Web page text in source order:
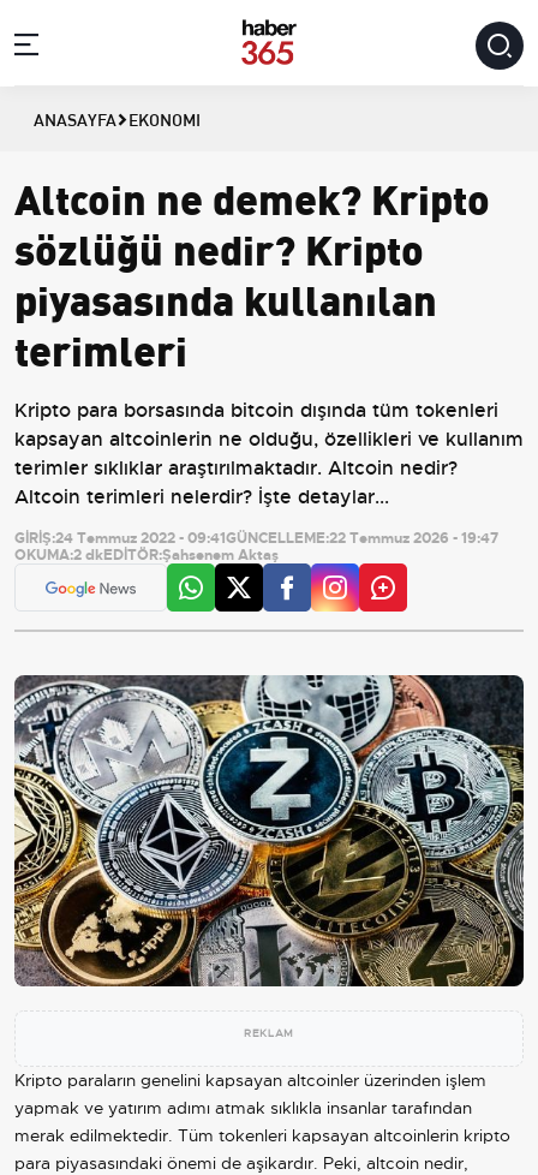
ANASAYFA EKONOMI
Altcoin ne demek? Kripto
sözlüğü nedir? Kripto
piyasasında kullanılan
terimleri
Kripto para borsasında bitcoin dışında tüm tokenleri
kapsayan altcoinlerin ne olduğu, özellikleri ve kullanım
terimler sıklıklar araştırılmaktadır. Altcoin nedir?
Altcoin terimleri nelerdir? İşte detaylar...
GİRİŞ:24 Temmuz 2022 - 09:41GÜNCELLEME:22 Temmuz 2026 - 19:47
OKUMA:2 dkEDİTÖR:Şahsenem Aktaş
REKLAM
Kripto paraların genelini kapsayan altcoinler üzerinden işlem
yapmak ve yatırım adımı atmak sıklıkla insanlar tarafından
merak edilmektedir. Tüm tokenleri kapsayan altcoinlerin kripto
para piyasasındaki önemi de aşikardır. Peki, altcoin nedir,